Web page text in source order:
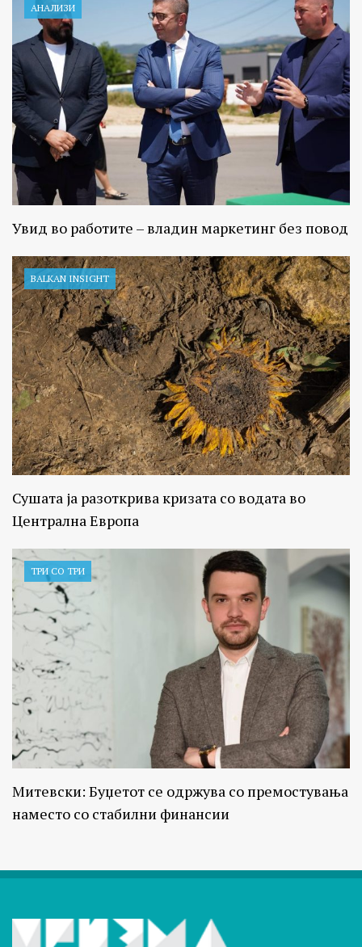
АНАЛИЗИ
Увид во работите – владин маркетинг без повод
BALKAN INSIGHT
Сушата ја разоткрива кризата со водата во
Централна Европа
ТРИ СО ТРИ
Митевски: Буџетот се одржува со премостувања
наместо со стабилни финансии